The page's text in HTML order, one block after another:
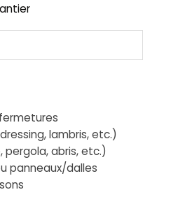
lambris, etc.)
pergola, abris, etc.)
panneaux/dalles